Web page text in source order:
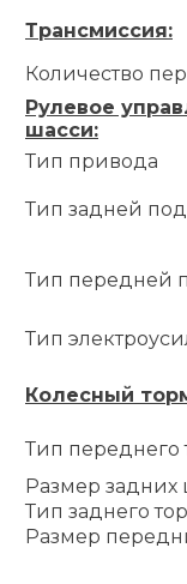
Трансмиссия:
Количество
Рулевое
шасси:
Тип привода
Тип задней
Тип передней
Тип
Колесный
Тип переднего
Размер задних
Тип заднего
Размер